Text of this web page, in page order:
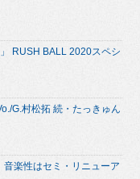
RUSH BALL 2020スペシ
G.村松拓 続・たっきゅん
楽性はセミ・リニューア